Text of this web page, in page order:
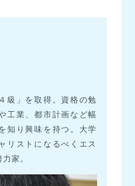
級」を取得。資格の勉
工業、都市計画など幅
知り興味を持つ。大学
リストになるべくエス
家。